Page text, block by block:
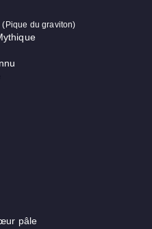
(Pique du graviton)
pâle